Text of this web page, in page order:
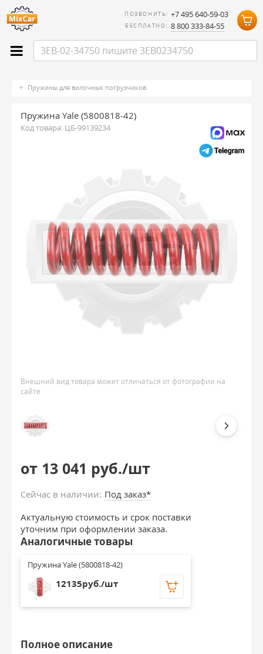
ПОЗВОНИТЬ: +7 495 640-59-03
БЕСПЛАТНО: 8 800 333-84-55
Пружины для вилочных погрузчиков
Пружина Yale (5800818-42)
Код товара: ЦБ-99139234
Внешний вид товара может отличаться от фотографии на
сайте
от 13 041 руб./шт
Сейчас в наличии: Под заказ*
Актуальную стоимость и срок поставки
уточним при оформлении заказа.
Аналогичные товары
Пружина Yale (5800818-42)
12135руб./шт
Полное описание